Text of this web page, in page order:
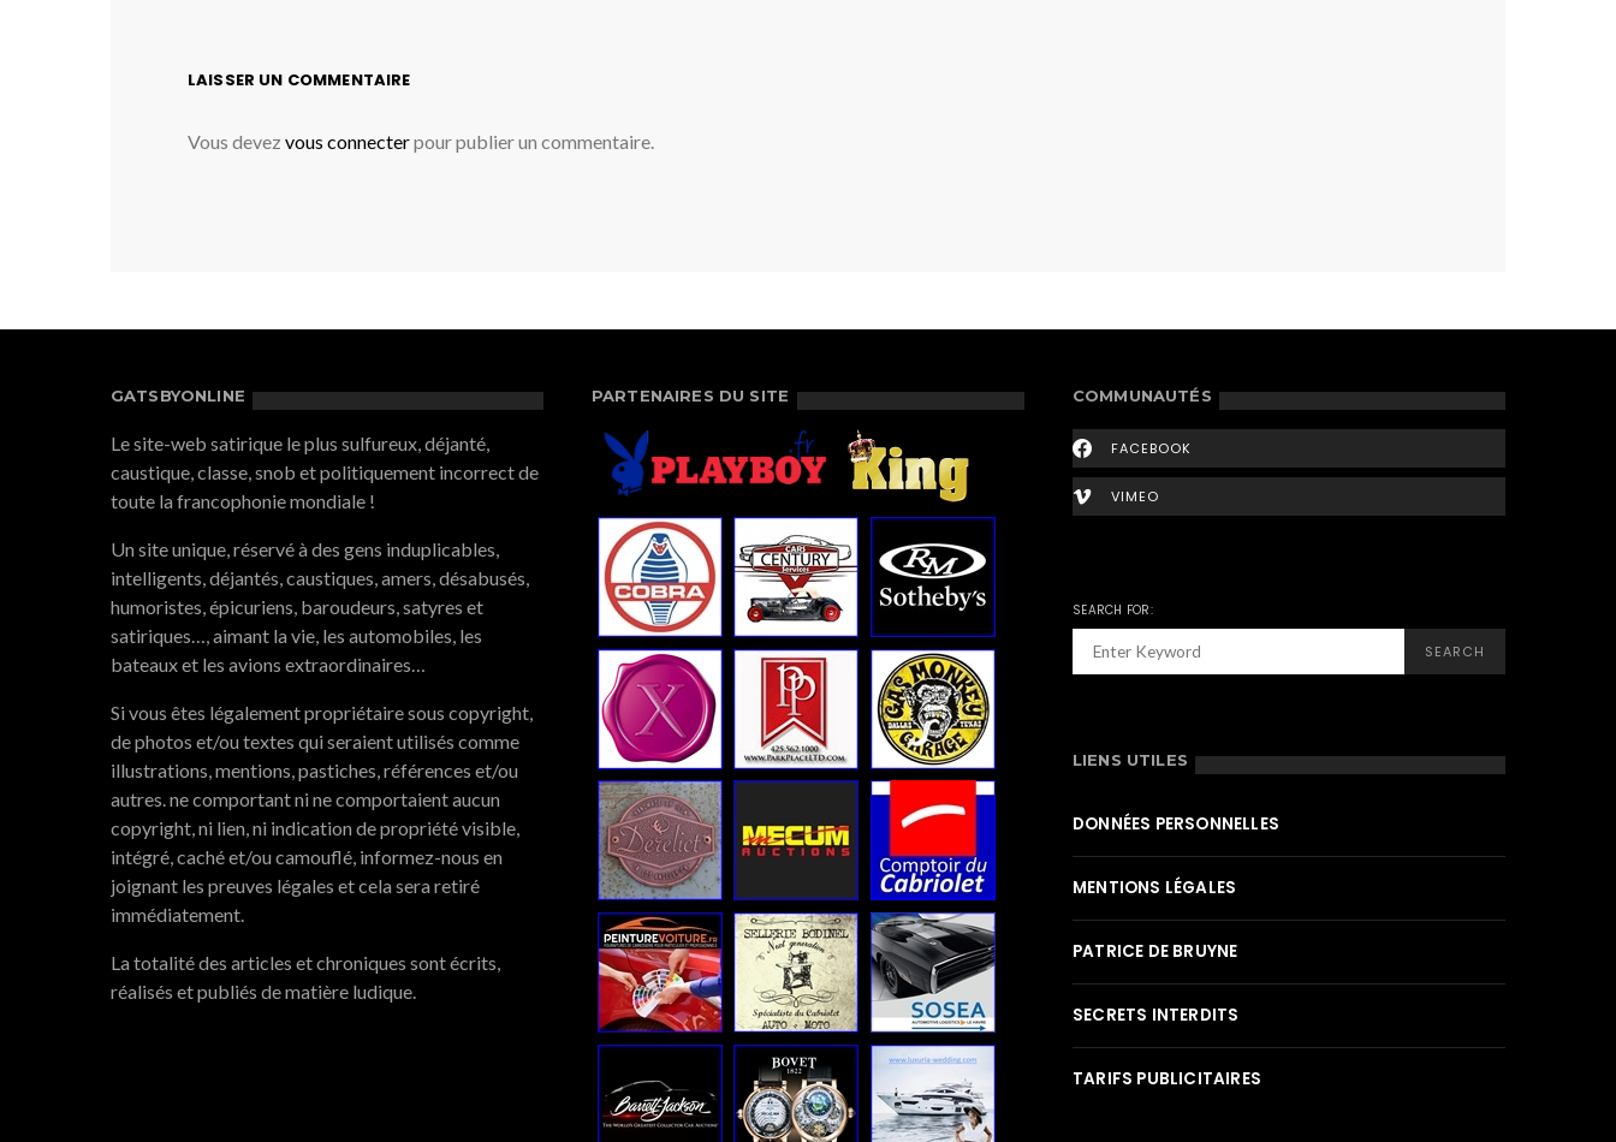
LAISSER UN COMMENTAIRE
Vous devez vous connecterpour publier un commentaire.
GATSBYONLINE
Le site-web satirique le plus sulfureux, déjanté,
caustique, classe, snob et politiquement incorrect de
toute la francophonie mondiale !
Un site unique, réservé à des gens induplicables,
intelligents, déjantés, caustiques, amers, désabusés,
humoristes, épicuriens, baroudeurs, satyres et
satiriques…, aimant la vie, les automobiles, les
bateaux et les avions extraordinaires…
Si vous êtes légalement propriétaire sous copyright,
de photos et/ou textes qui seraient utilisés comme
illustrations, mentions, pastiches, références et/ou
autres. ne comportant ni ne comportaient aucun
copyright, ni lien, ni indication de propriété visible,
intégré, caché et/ou camouflé, informez-nous en
joignant les preuves légales et cela sera retiré
immédiatement.
La totalité des articles et chroniques sont écrits,
réalisés et publiés de matière ludique.
PARTENAIRES DU SITE COMMUNAUTÉS
FACEBOOK
VIMEO
SEARCH FOR:
SEARCH
LIENS UTILES
DONNÉES PERSONNELLES
MENTIONS LÉGALES
PATRICE DE BRUYNE
SECRETS INTERDITS
TARIFS PUBLICITAIRES